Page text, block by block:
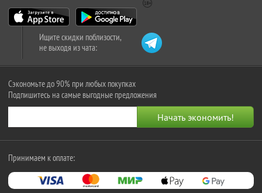
Ищите скидки поблизости,
не выходя из чата:
Сэкономьте до 90% при любых покупках
Подпишитесь на самые выгодные предложения
Принимаем к оплате: